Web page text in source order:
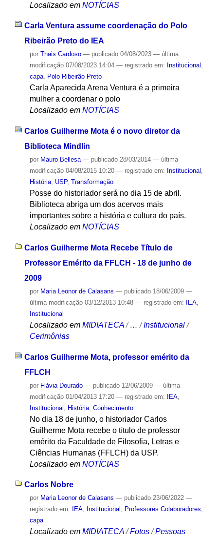
Localizado em NOTÍCIAS
Carla Ventura assume coordenação do Polo
Ribeirão Preto do IEA
por Thais Cardoso — publicado04/08/2023 — última
modificação07/08/2023 14:04 — registrado em: Institucional ,
capa, Polo Ribeirão Preto
Carla Aparecida Arena Ventura é a primeira
mulher a coordenar o polo
Localizado em NOTÍCIAS
Carlos Guilherme Mota é o novo diretor da
Biblioteca Mindlin
por Mauro Bellesa — publicado28/03/2014 — última
modificação04/08/2015 10:20 — registrado em: Institucional ,
História, USP, Transformação
Posse do historiador será no dia 15 de abril.
Biblioteca abriga um dos acervos mais
importantes sobre a história e cultura do país.
Localizado em NOTÍCIAS
Carlos Guilherme Mota Recebe Título de
Professor Emérito da FFLCH - 18 de junho de
2009
por Maria Leonor de Calasans — publicado18/06/2009 —
última modificação03/12/2013 10:48 — registrado em: IEA,
Institucional
Localizado em MIDIATECA /…/Institucional /
Cerimônias
Carlos Guilherme Mota, professor emérito da
FFLCH
por Flávia Dourado — publicado12/06/2009 — última
modificação01/04/2013 17:20 — registrado em: IEA,
Institucional
História, Conhecimento
No dia 18 de junho, o historiador Carlos
Guilherme Mota recebe o título de professor
emérito da Faculdade de Filosofia, Letras e
Ciências Humanas (FFLCH) da USP.
Localizado em NOTÍCIAS
Carlos Nobre
por Maria Leonor de Calasans — publicado23/06/2022 —
registrado em:
IEA, Institucional , Professores Colaboradores,
capa
Localizado em MIDIATECA /Fotos /Pessoas